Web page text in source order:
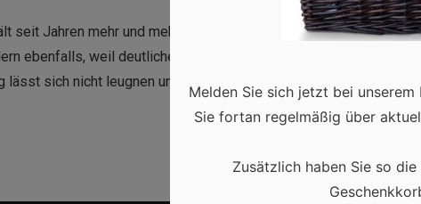
seit Jahren mehr und mehr Aufmerksamkeit. Bedauerlicherweise
ebenfalls, weil deutliche Auswirkungen der Unachtsamkeit
lässt sich nicht leugnen und jeder bekommt es zu spüren, …
Melden Sie sich jetzt bei
Sie fortan regelmäßig über
Zusätzlich haben Sie so